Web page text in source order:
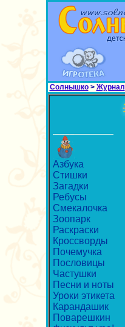
Солнышко> Журнал
Азбука
Стишки
Загадки
Ребусы
Смекалочка
Зоопарк
Раскраски
Кроссворды
Почемучка
Пословицы
Частушки
Песни и ноты
Уроки этикета
Карандашик
Поварешкин